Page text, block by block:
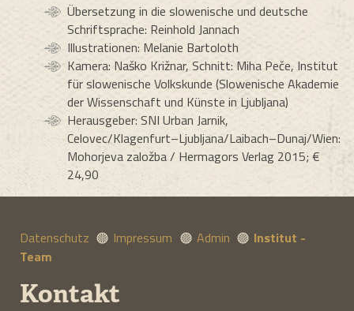
Übersetzung in die slowenische und deutsche
Schriftsprache: Reinhold Jannach
Illustrationen: Melanie Bartoloth
Kamera: Naško Križnar, Schnitt: Miha Peče, Institut
für slowenische Volkskunde (Slowenische Akademie
der Wissenschaft und Künste in Ljubljana)
Herausgeber: SNI Urban Jarnik,
Celovec/Klagenfurt–Ljubljana/Laibach–Dunaj/Wien:
Mohorjeva založba / Hermagors Verlag 2015; €
24,90
Datenschutz Impressum Admin
Institut -
Team
Kontakt